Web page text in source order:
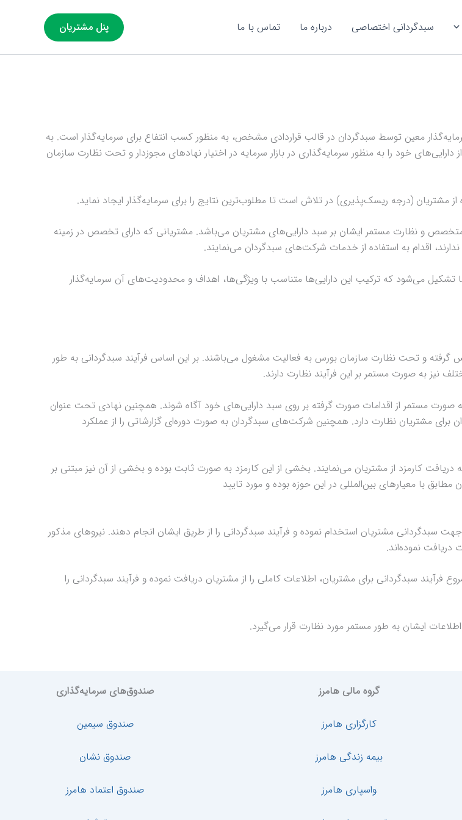
سبدگردانی اختصاصی درباره ما تماس با ما پنل مشتریان
معین توسط سبدگردان در قالب قراردادی مشخص، به منظور کسب انتفاع برای سرمایه‌گذار است. به
خود را به منظور سرمایه‌گذاری در بازار سرمایه در اختیار نهادهای مجوزدار و تحت نظارت سازمان
(درجه ریسک‌پذیری) در تلاش است تا مطلوب‌ترین نتایج را برای سرمایه‌گذار ایجاد نماید.
و نظارت مستمر ایشان بر سبد دارایی‌های مشتریان می‌باشد. مشتریانی که دارای تخصص در زمینه
ندارند، اقدام به استفاده از خدمات شرکت‌های سبدگردان می‌نمایند.
تشکیل می‌شود که ترکیب این دارایی‌ها متناسب با ویژگی‌ها، اهداف و محدودیت‌های آن سرمایه‌گذار
و تحت نظارت سازمان بورس به فعالیت مشغول می‌باشند. بر این اساس فرآیند سبدگردانی به طور
نیز به صورت مستمر بر این فرآیند نظارت دارند.
به صورت مستمر از اقدامات صورت گرفته بر روی سبد دارایی‌های خود آگاه شوند. همچنین نهادی تحت عنوان
مشتریان نظارت دارد. همچنین شرکت‌های سبدگردان به صورت دوره‌ای گزارشاتی را از عملکرد
کارمزد از مشتریان می‌نمایند. بخشی از این کارمزد به صورت ثابت بوده و بخشی از آن نیز مبتنی بر
با معیارهای بین‌المللی در این حوزه بوده و مورد تایید
مشتریان استخدام نموده و فرآیند سبدگردانی را از طریق ایشان انجام دهند. نیروهای مذکور
دریافت نموده‌اند.
فرآیند سبدگردانی برای مشتریان، اطلاعات کاملی را از مشتریان دریافت نموده و فرآیند سبدگردانی را
ایشان به طور مستمر مورد نظارت قرار می‌گیرد.
گروه مالی هامرز
کارگزاری هامرز
بیمه زندگی هامرز
واسپاری هامرز
صندوق‌های سرمایه‌گذاری
صندوق سیمین
صندوق نشان
صندوق اعتماد هامرز